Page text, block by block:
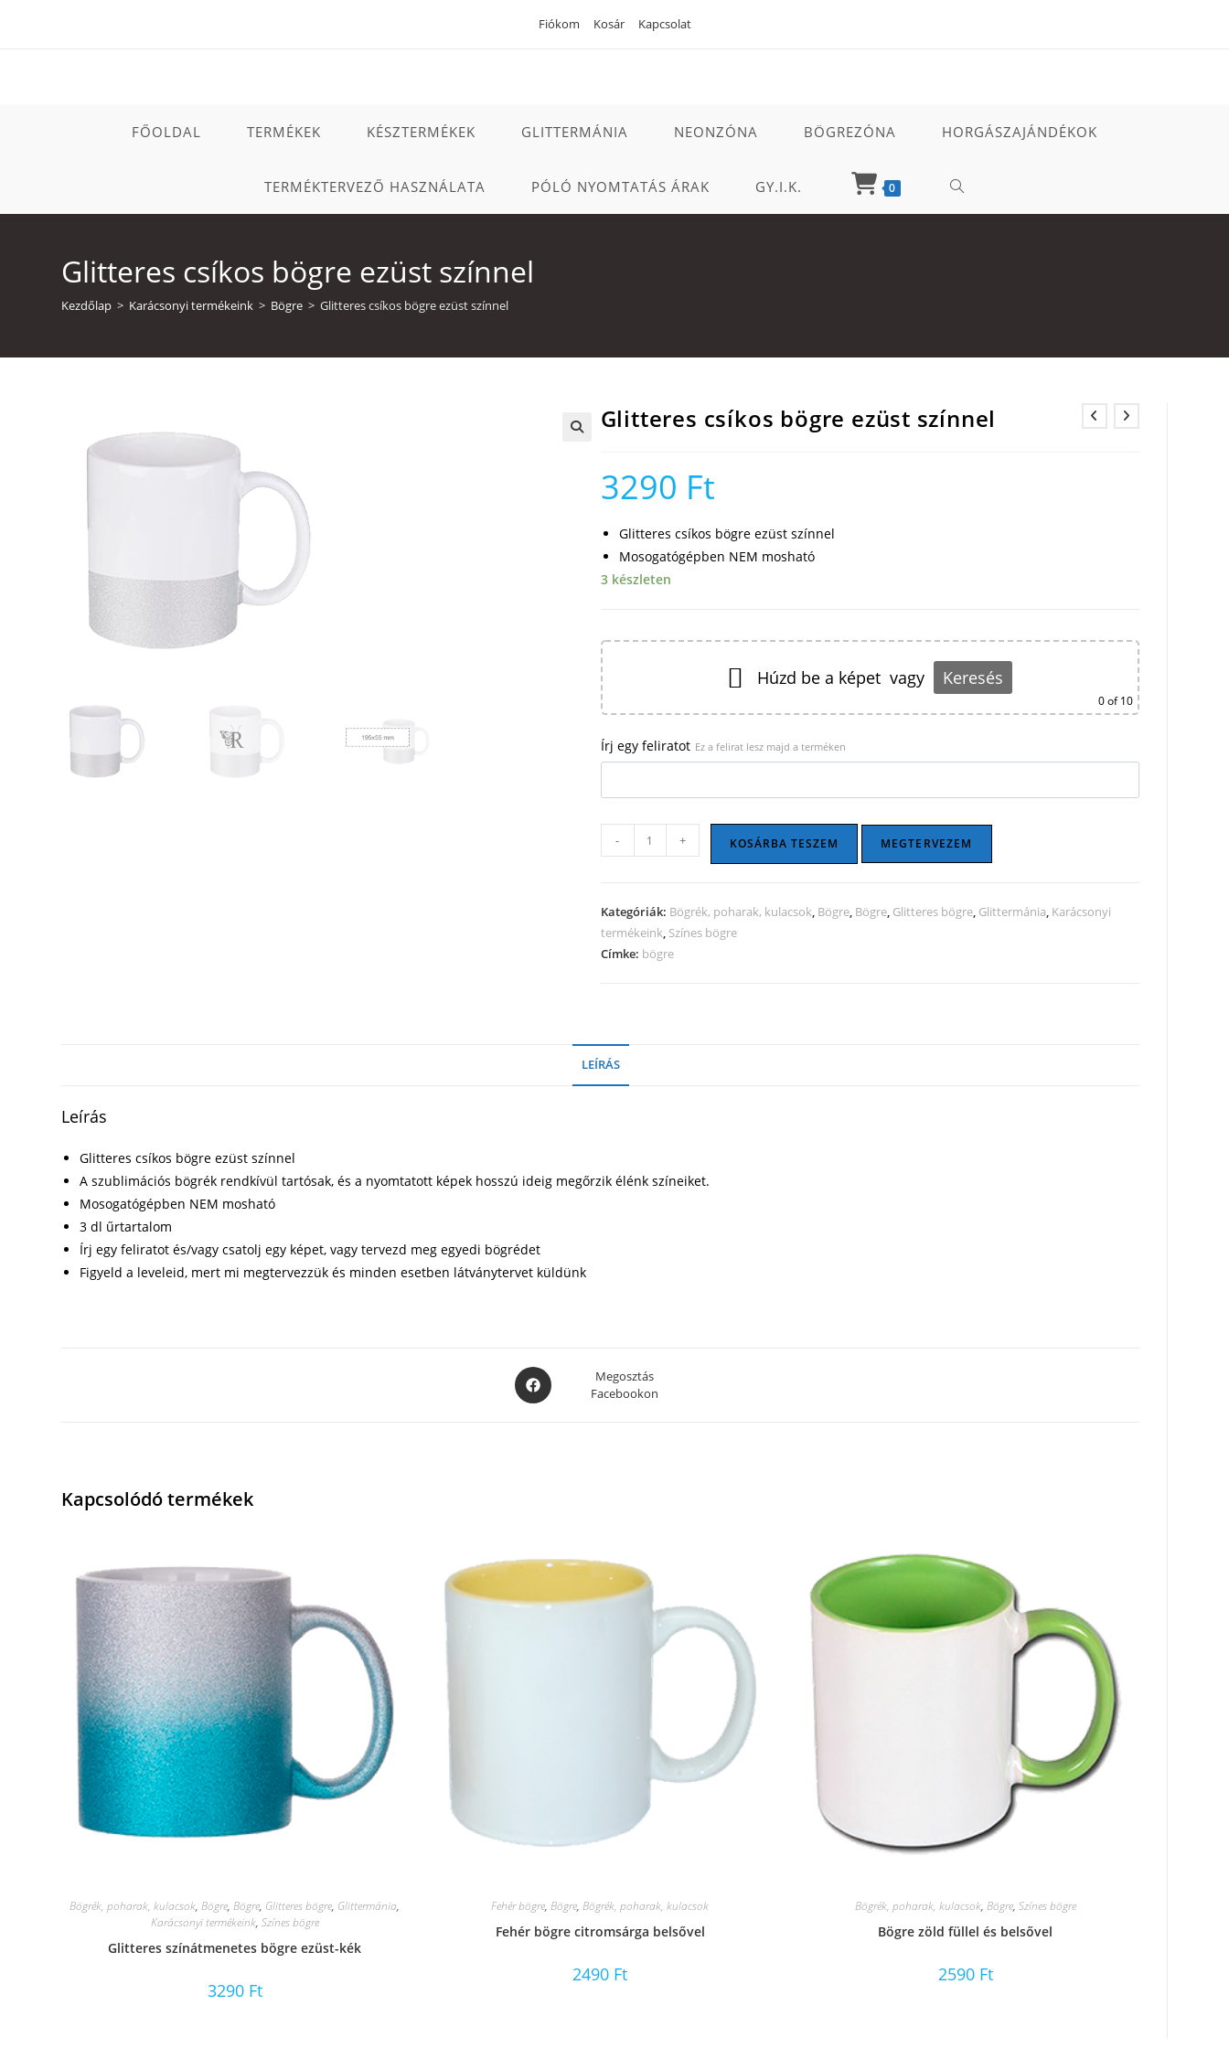
Fiókom Kosár Kapcsolat
FŐOLDAL TERMÉKEK KÉSZTERMÉKEK GLITTERMÁNIA NEONZÓNA BÖGREZÓNA HORGÁSZAJÁNDÉKOK
TERMÉKTERVEZŐ HASZNÁLATA PÓLÓ NYOMTATÁS ÁRAK GY.I.K. 0 TOGGLE
Glitteres csíkos bögre ezüst színnel
Kezdőlap > Karácsonyi termékeink > Bögre > Glitteres csíkos bögre ezüst színnel
Glitteres csíkos bögre ezüst színnel
3290 Ft
Glitteres csíkos bögre ezüst színnel
Mosogatógépben NEM mosható
3 készleten
Húzd be a képet vagy Keresés
0of 10
Írj egy feliratot Ez a felirat lesz majd a terméken
Glitteres
csíkos
színnel
mennyiség
- + KOSÁRBA TESZEM MEGTERVEZEM
Kategóriák: Bögrék, poharak, kulacsok, Bögre, Bögre, Glitteres bögre, Glittermánia, Karácsonyi
termékeink, Színes bögre
Címke: bögre
LEÍRÁS
Leírás
Glitteres csíkos bögre ezüst színnel
A szublimációs bögrék rendkívül tartósak, és a nyomtatott képek hosszú ideig megőrzik élénk színeiket.
Mosogatógépben NEM mosható
3 dl űrtartalom
Írj egy feliratot és/vagy csatolj egy képet, vagy tervezd meg egyedi bögrédet
Figyeld a leveleid, mert mi megtervezzük és minden esetben látványtervet küldünk
Opens
in
Megosztás
Facebookon
Kapcsolódó termékek
Bögrék, poharak, kulacsok,Bögre,Bögre, Glitteres bögre, Glittermánia,
Karácsonyi termékeink, Színes bögre
Glitteres színátmenetes bögre ezüst-kék
3290 Ft
Fehér bögre,Bögre,Bögrék, poharak, kulacsok
Fehér bögre citromsárga belsővel
2490 Ft
Bögrék, poharak, kulacsok, Bögre, Színes bögre
Bögre zöld füllel és belsővel
2590 Ft